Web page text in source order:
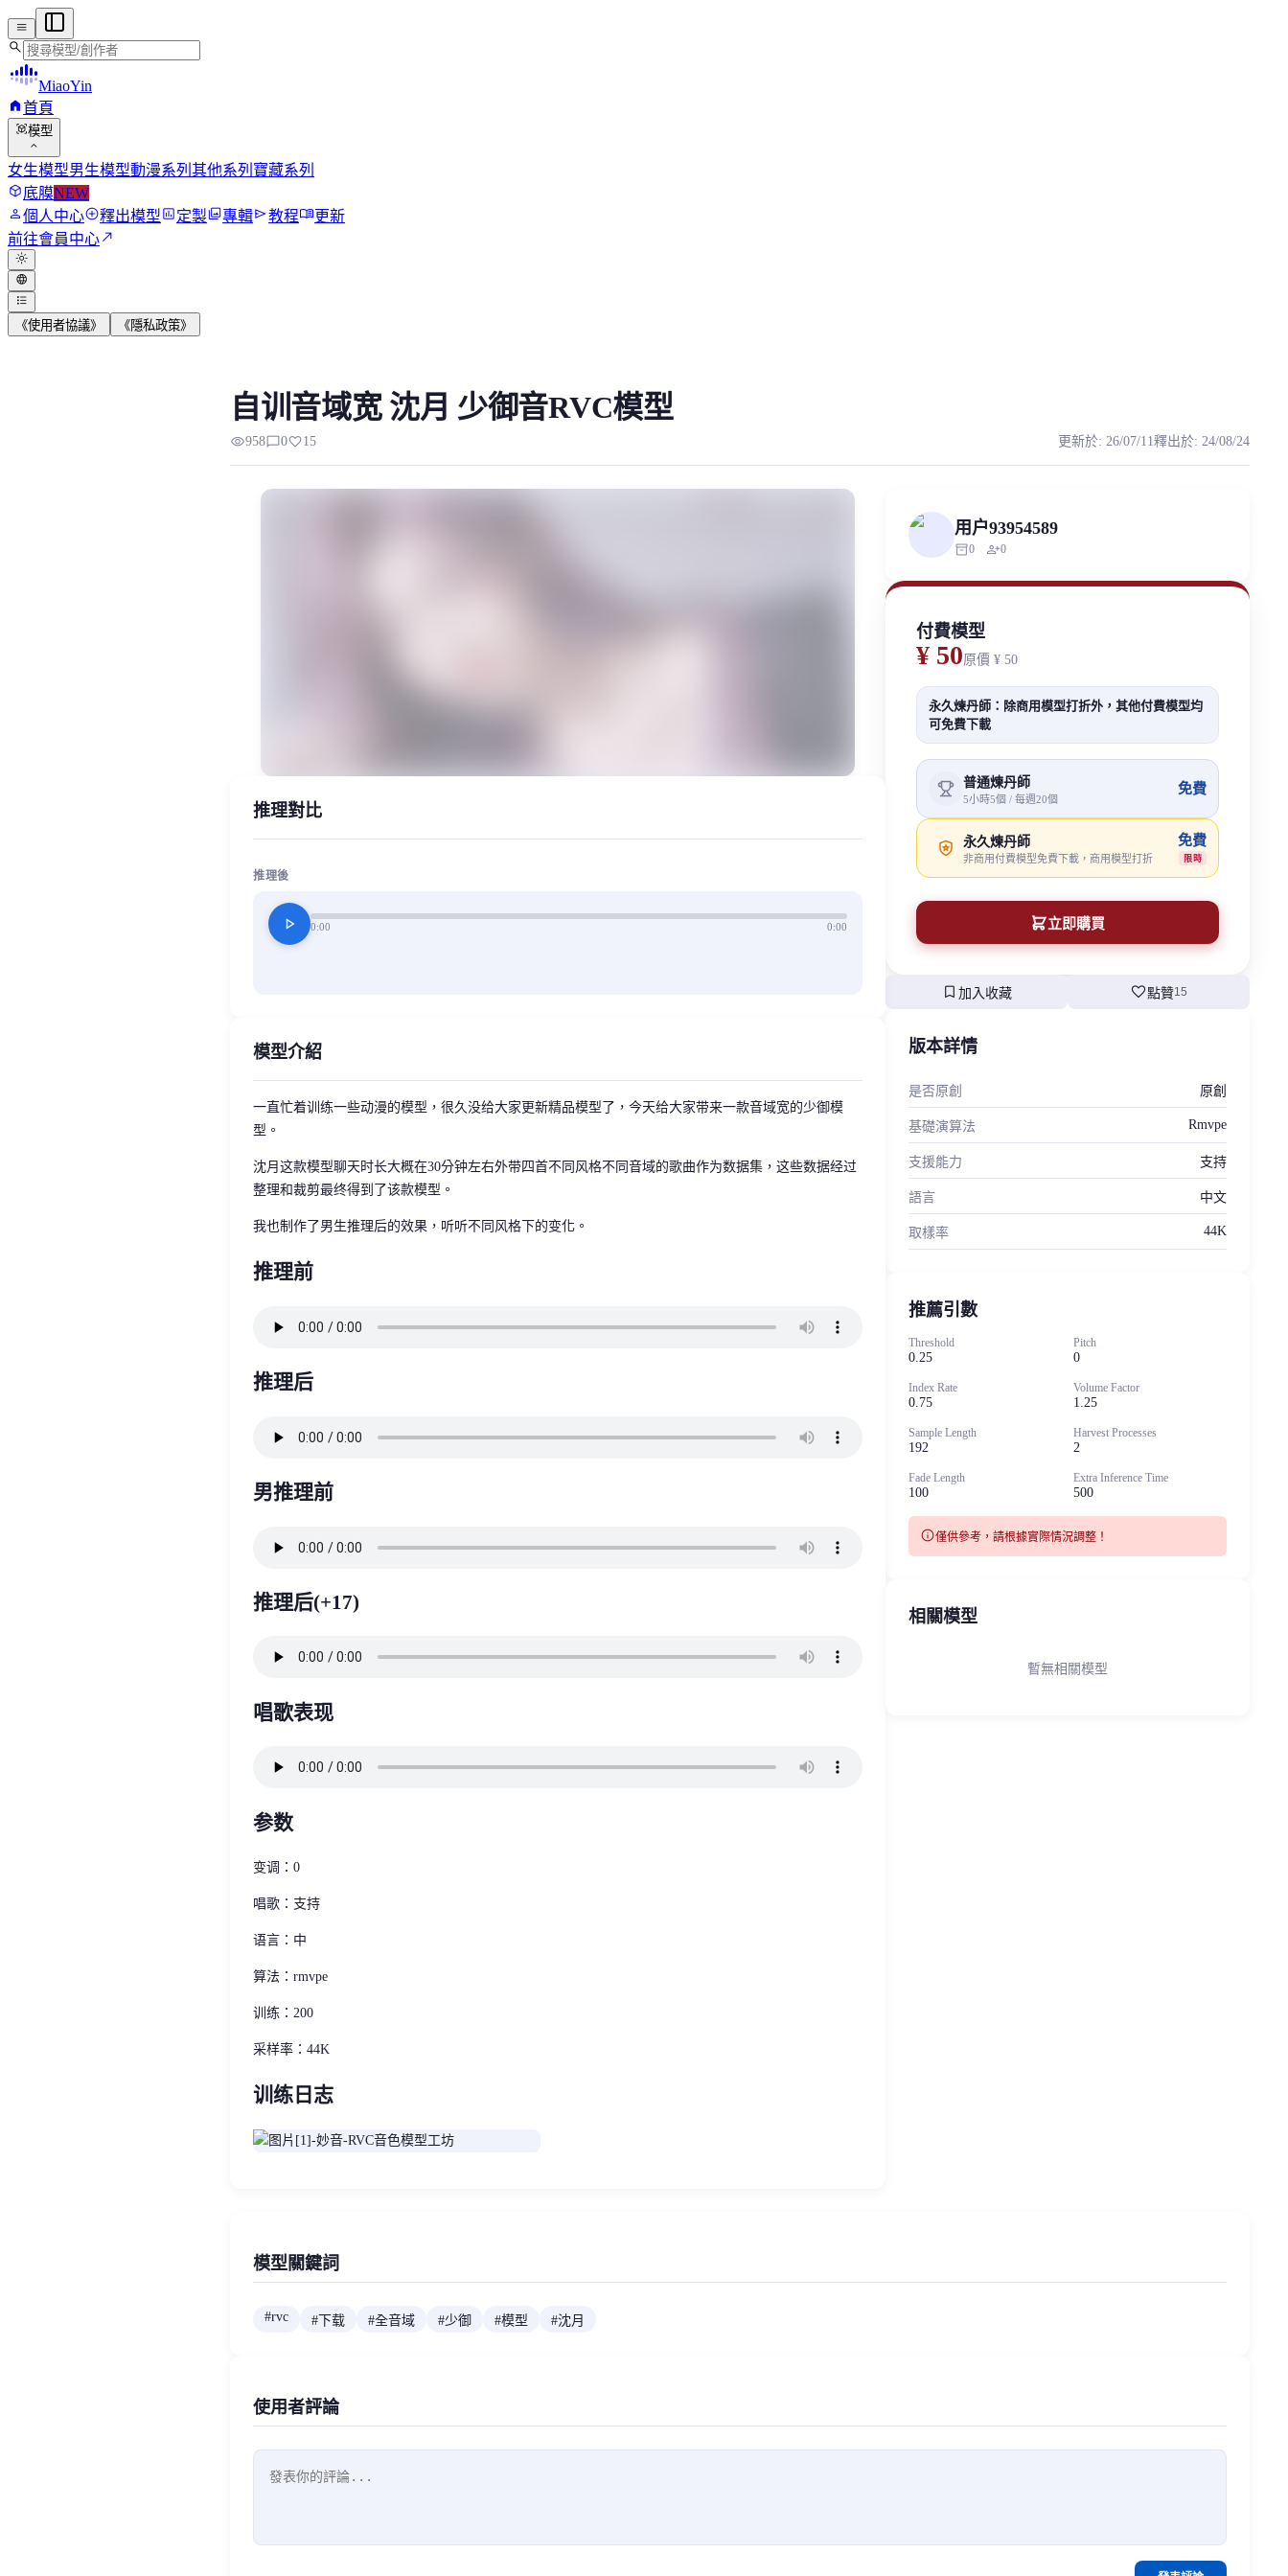
menu
search
MiaoYin
home首頁
view_in_ar模型
expand_more
女生模型男生模型動漫系列 其他系列 寶藏系列
deployed_code底膜NEW
person個人中心add_circle釋出模型assessment定製photo_library專輯send教程menu_book更新
前往會員中心north_east
light_mode
language
format_list_bulleted
《使用者協議》 《隱私政策》
一直忙著訓練一些動漫的模型，很久沒給大家更新精品模型了，今天...
MiaoYin Original Content. Official source: https://klrvc.com. Source: https://klrvc.com/zh-TW/mxgf/1254. Unauthorized scraping, republishing, model data cloning, or commercial
自训音域宽 沈月 少御音RVC模型
visibility958chat_bubble_outline0favorite15 更新於: 26/07/11釋出於: 24/08/24
推理對比
推理後
play_arrow 0:00 0:00
模型介紹
一直忙着训练一些动漫的模型，很久没给大家更新精品模型了，今天给大家带来一款音域宽的少御模
型。
沈月这款模型聊天时长大概在30分钟左右外带四首不同风格不同音域的歌曲作为数据集，这些数据经过
整理和裁剪最终得到了该款模型。
我也制作了男生推理后的效果，听听不同风格下的变化。
推理前
推理后
男推理前
推理后(+17)
唱歌表现
参数
变调：0
唱歌：支持
语言：中
算法：rmvpe
训练：200
采样率：44K
训练日志
用户93954589
inventory_20 person_add0
付費模型
¥ 50原價 ¥ 50
永久煉丹師：除商用模型打折外，其他付費模型均
可免費下載
普通煉丹師
5小時5個 / 每週20個
免費
永久煉丹師
非商用付費模型免費下載，商用模型打折
免費
限時
立即購買
bookmark 加入收藏 favorite點贊15
版本詳情
是否原創 原創
基礎演算法 Rmvpe
支援能力 支持
語言 中文
取樣率 44K
推薦引數
Threshold
0.25
Pitch
0
Index Rate
0.75
Volume Factor
1.25
Sample Length
192
Harvest Processes
2
Fade Length
100
Extra Inference Time
500
info僅供參考，請根據實際情況調整！
相關模型
暫無相關模型
模型關鍵詞
#rvc # 下载 #全音域 #少御 #模型 #沈月
使用者評論